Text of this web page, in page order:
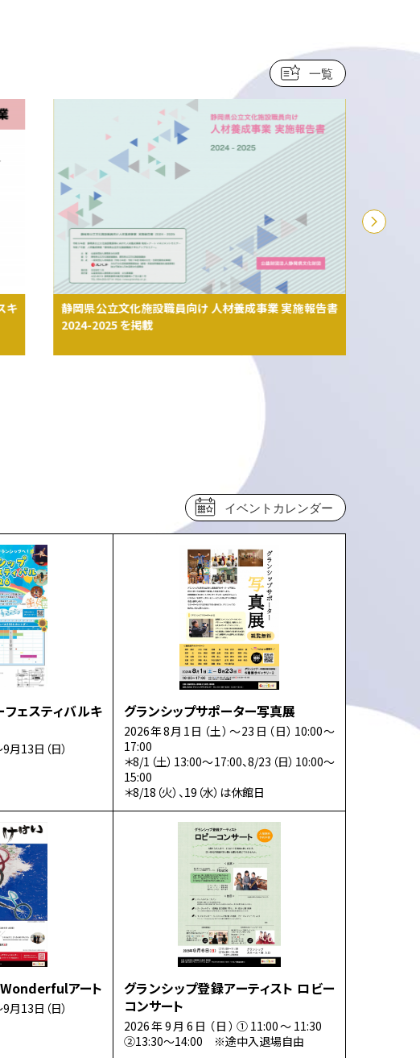
一覧
キ
静岡県公立文化施設職員向け 人材養成事業 実施報告書
2024-2025 を掲載
イベントカレンダー
ェスティバルキ
月13日（日）
グランシップサポーター写真展
2026年8月1日（土）～23日（日）10:00～
17:00
＊8/1（土）13:00～17:00、8/23（日）10:00～
15:00
＊8/18（火）、19（水）は休館日
アート
月13日（日）
グランシップ登録アーティスト ロビー
コンサート
2026年9月6日（日）①11:00～11:30
②13:30～14:00 ※途中入退場自由